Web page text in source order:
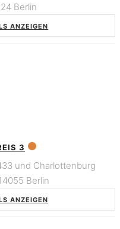
Berlin
ANZEIGEN
3
und Charlottenburg
Berlin
ANZEIGEN